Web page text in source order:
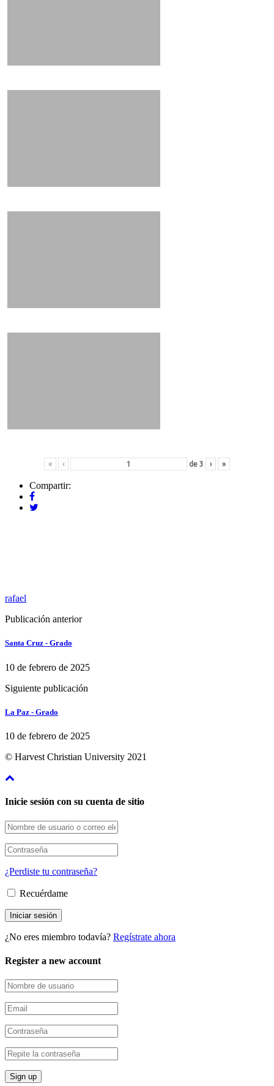
« ‹ de 3 › »
Compartir:
rafael
Publicación anterior
Santa Cruz - Grado
10 de febrero de 2025
Siguiente publicación
La Paz - Grado
10 de febrero de 2025
© Harvest Christian University 2021
Inicie sesión con su cuenta de sitio
¿Perdiste tu contraseña?
Recuérdame
¿No eres miembro todavía? Regístrate ahora
Register a new account